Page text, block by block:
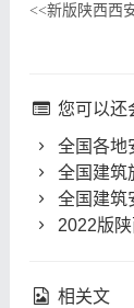
<<新版陕西西
您可以还
全国各地
全国建筑
全国建筑
2022版
相关文